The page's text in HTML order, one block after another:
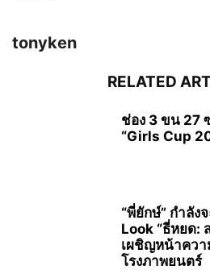
tonyken
RELATED
ช่อง 3 ขน 27
“Girls Cup
“พี่ยักษ์” กำลั
Look “ธี่หยด:
เผชิญหน้าคว
โรงภาพยนตร์